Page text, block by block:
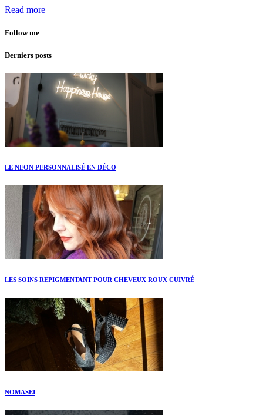
Read more
Follow me
Derniers posts
LE NEON PERSONNALISÉ EN DÉCO
LES SOINS REPIGMENTANT POUR CHEVEUX ROUX CUIVRÉ
NOMASEI